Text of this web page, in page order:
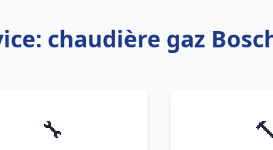
chaudière gaz
🔧